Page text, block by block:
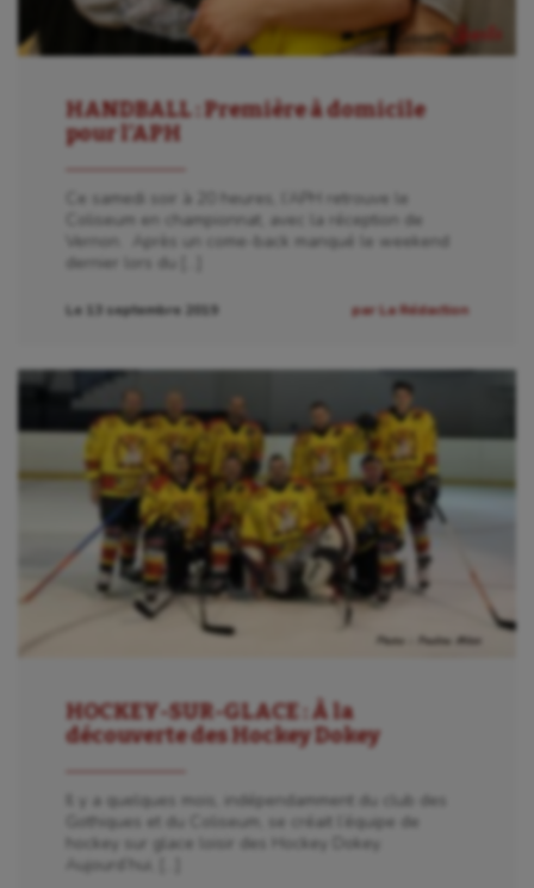
HANDBALL : Première à domicile
pour l’APH
Ce samedi soir à 20 heures, l’APH retrouve le
Coliseum en championnat, avec la réception de
Vernon. Après un come-back manqué le weekend
dernier lors du […]
Le 13 septembre 2019 par La Rédaction
HOCKEY-SUR-GLACE : À la
découverte des Hockey Dokey
Il y a quelques mois, indépendamment du club des
Gothiques et du Coliseum, se créait l’équipe de
hockey sur glace loisir des Hockey Dokey.
Aujourd’hui, […]